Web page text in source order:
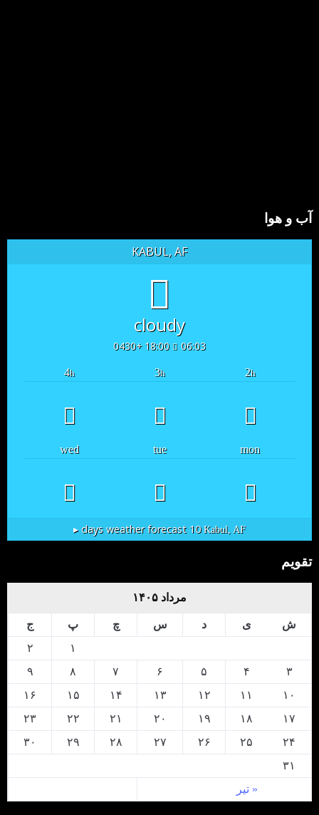
آب و هوا
KABUL, AF
cloudy
06:03
18:00 +0430
2h
3h
4h
mon
tue
wed
Kabul, AF
10 days weather forecast ▸
تقویم
مرداد ۱۴۰۵
ش ی د س چ پ ج
« تیر
۱
۲
۳
۴ ۵ ۶ ۷ ۸
۹
۱۰
۱۱ ۱۲ ۱۳ ۱۴ ۱۵
۱۶
۱۷
۱۸ ۱۹ ۲۰ ۲۱ ۲۲
۲۳
۲۴
۲۵ ۲۶ ۲۷ ۲۸ ۲۹
۳۰
۳۱